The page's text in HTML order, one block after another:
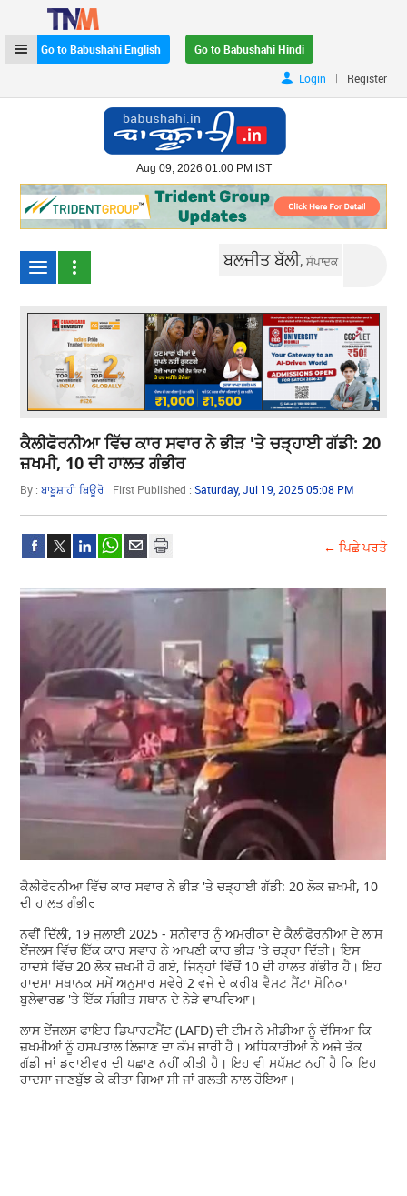
Go to Babushahi English
Go to Babushahi Hindi
Login
| Register
Aug 09, 2026 01:00 PM IST
ਬਲਜੀਤ ਬੱਲੀ,ਸੰਪਾਦਕ
ਕੈਲੀਫੋਰਨੀਆ ਵਿੱਚ ਕਾਰ ਸਵਾਰ ਨੇ ਭੀੜ 'ਤੇ ਚੜ੍ਹਾਈ ਗੱਡੀ: 20
ਜ਼ਖਮੀ, 10 ਦੀ ਹਾਲਤ ਗੰਭੀਰ
By :ਬਾਬੂਸ਼ਾਹੀ ਬਿਊਰੋ First Published :Saturday, Jul 19, 2025 05:08 PM
← ਪਿਛੇ ਪਰਤੋ
ਕੈਲੀਫੋਰਨੀਆ ਵਿੱਚ ਕਾਰ ਸਵਾਰ ਨੇ ਭੀੜ 'ਤੇ ਚੜ੍ਹਾਈ ਗੱਡੀ: 20 ਲੋਕ ਜ਼ਖਮੀ, 10
ਦੀ ਹਾਲਤ ਗੰਭੀਰ
ਨਵੀਂ ਦਿੱਲੀ, 19 ਜੁਲਾਈ 2025 - ਸ਼ਨੀਵਾਰ ਨੂੰ ਅਮਰੀਕਾ ਦੇ ਕੈਲੀਫੋਰਨੀਆ ਦੇ ਲਾਸ
ਏਂਜਲਸ ਵਿੱਚ ਇੱਕ ਕਾਰ ਸਵਾਰ ਨੇ ਆਪਣੀ ਕਾਰ ਭੀੜ 'ਤੇ ਚੜ੍ਹਾ ਦਿੱਤੀ। ਇਸ
ਹਾਦਸੇ ਵਿੱਚ 20 ਲੋਕ ਜ਼ਖਮੀ ਹੋ ਗਏ, ਜਿਨ੍ਹਾਂ ਵਿੱਚੋਂ 10 ਦੀ ਹਾਲਤ ਗੰਭੀਰ ਹੈ। ਇਹ
ਹਾਦਸਾ ਸਥਾਨਕ ਸਮੇਂ ਅਨੁਸਾਰ ਸਵੇਰੇ 2 ਵਜੇ ਦੇ ਕਰੀਬ ਵੈਸਟ ਸੈਂਟਾ ਮੋਨਿਕਾ
ਬੁਲੇਵਾਰਡ 'ਤੇ ਇੱਕ ਸੰਗੀਤ ਸਥਾਨ ਦੇ ਨੇੜੇ ਵਾਪਰਿਆ।
ਲਾਸ ਏਂਜਲਸ ਫਾਇਰ ਡਿਪਾਰਟਮੈਂਟ (LAFD) ਦੀ ਟੀਮ ਨੇ ਮੀਡੀਆ ਨੂੰ ਦੱਸਿਆ ਕਿ
ਜ਼ਖਮੀਆਂ ਨੂੰ ਹਸਪਤਾਲ ਲਿਜਾਣ ਦਾ ਕੰਮ ਜਾਰੀ ਹੈ। ਅਧਿਕਾਰੀਆਂ ਨੇ ਅਜੇ ਤੱਕ
ਗੱਡੀ ਜਾਂ ਡਰਾਈਵਰ ਦੀ ਪਛਾਣ ਨਹੀਂ ਕੀਤੀ ਹੈ। ਇਹ ਵੀ ਸਪੱਸ਼ਟ ਨਹੀਂ ਹੈ ਕਿ ਇਹ
ਹਾਦਸਾ ਜਾਣਬੁੱਝ ਕੇ ਕੀਤਾ ਗਿਆ ਸੀ ਜਾਂ ਗਲਤੀ ਨਾਲ ਹੋਇਆ।